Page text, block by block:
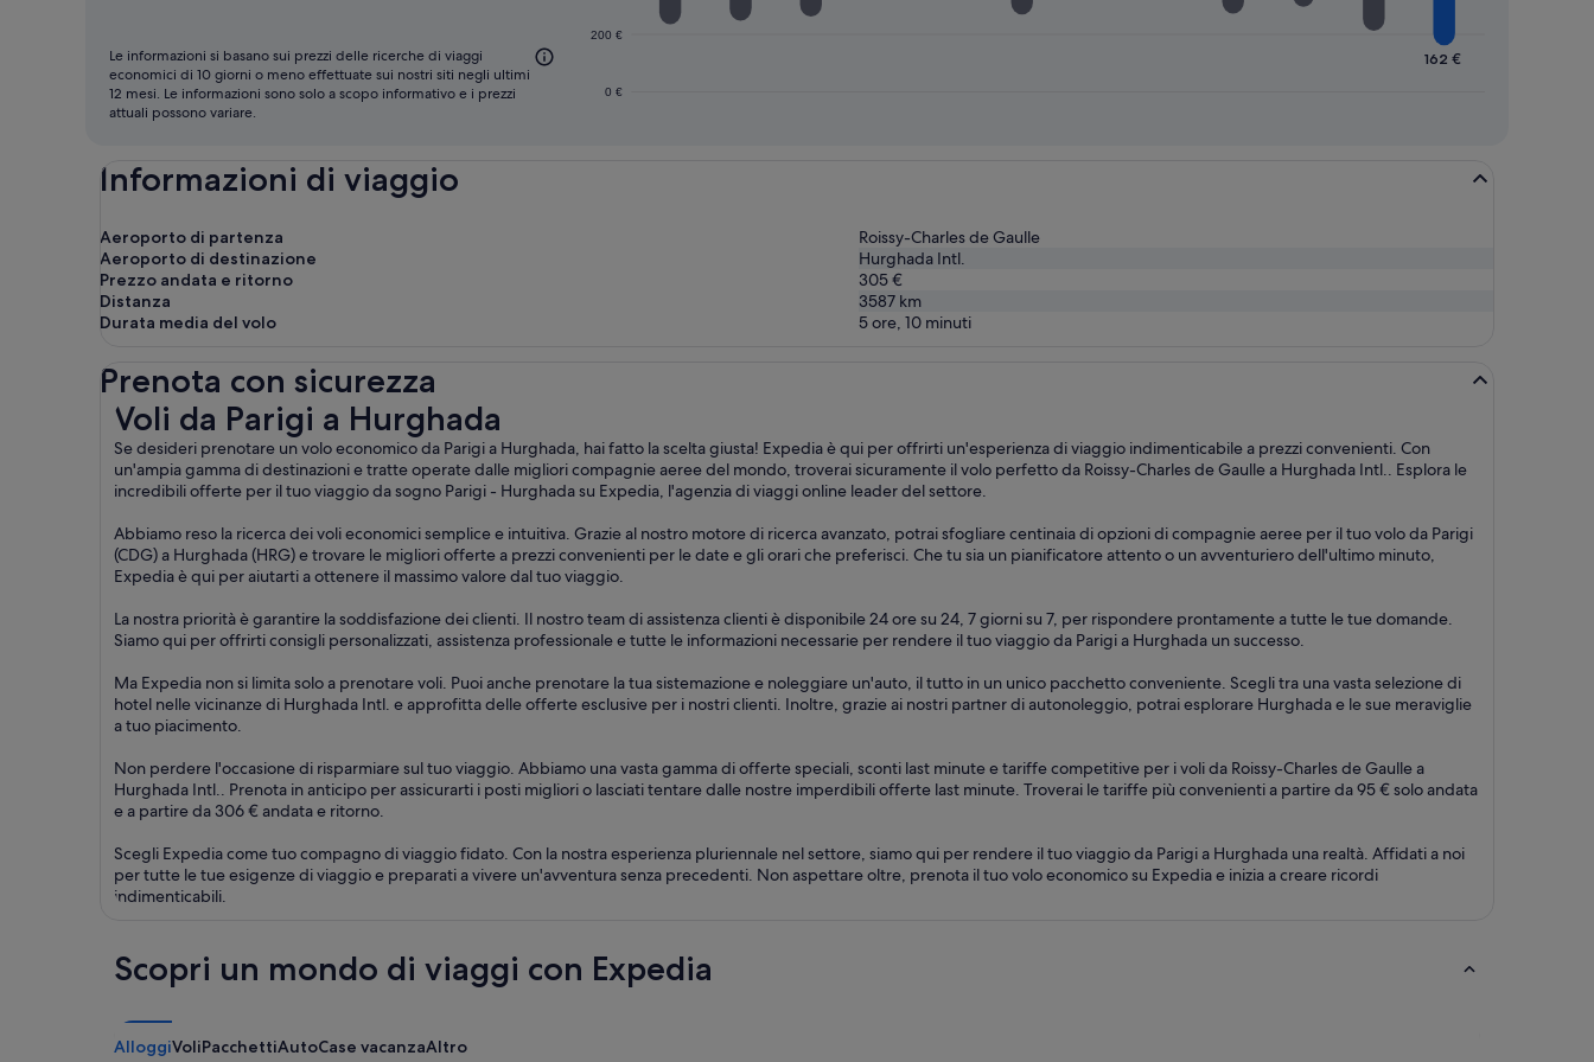
0 €
200 €
162 €
Le informazioni si basano sui prezzi delle ricerche di viaggi
economici di 10 giorni o meno effettuate sui nostri siti negli ultimi
12 mesi. Le informazioni sono solo a scopo informativo e i prezzi
attuali possono variare.
Informazioni di viaggio
Aeroporto di partenza
Roissy-Charles de Gaulle
Aeroporto di destinazione
Hurghada Intl.
Prezzo andata e ritorno
305 €
Distanza
3587 km
Durata media del volo
5 ore, 10 minuti
Prenota con sicurezza
Voli da Parigi a Hurghada
Se desideri prenotare un volo economico da Parigi a Hurghada, hai fatto la scelta giusta! Expedia è qui per offrirti un'esperienza di viaggio indimenticabile a prezzi convenienti. Con
un'ampia gamma di destinazioni e tratte operate dalle migliori compagnie aeree del mondo, troverai sicuramente il volo perfetto da Roissy-Charles de Gaulle a Hurghada Intl.. Esplora le
incredibili offerte per il tuo viaggio da sogno Parigi - Hurghada su Expedia, l'agenzia di viaggi online leader del settore.
Abbiamo reso la ricerca dei voli economici semplice e intuitiva. Grazie al nostro motore di ricerca avanzato, potrai sfogliare centinaia di opzioni di compagnie aeree per il tuo volo da Parigi
(CDG) a Hurghada (HRG) e trovare le migliori offerte a prezzi convenienti per le date e gli orari che preferisci. Che tu sia un pianificatore attento o un avventuriero dell'ultimo minuto,
Expedia è qui per aiutarti a ottenere il massimo valore dal tuo viaggio.
La nostra priorità è garantire la soddisfazione dei clienti. Il nostro team di assistenza clienti è disponibile 24 ore su 24, 7 giorni su 7, per rispondere prontamente a tutte le tue domande.
Siamo qui per offrirti consigli personalizzati, assistenza professionale e tutte le informazioni necessarie per rendere il tuo viaggio da Parigi a Hurghada un successo.
Ma Expedia non si limita solo a prenotare voli. Puoi anche prenotare la tua sistemazione e noleggiare un'auto, il tutto in un unico pacchetto conveniente. Scegli tra una vasta selezione di
hotel nelle vicinanze di Hurghada Intl. e approfitta delle offerte esclusive per i nostri clienti. Inoltre, grazie ai nostri partner di autonoleggio, potrai esplorare Hurghada e le sue meraviglie
a tuo piacimento.
Non perdere l'occasione di risparmiare sul tuo viaggio. Abbiamo una vasta gamma di offerte speciali, sconti last minute e tariffe competitive per i voli da Roissy-Charles de Gaulle a
Hurghada Intl.. Prenota in anticipo per assicurarti i posti migliori o lasciati tentare dalle nostre imperdibili offerte last minute. Troverai le tariffe più convenienti a partire da 95 € solo andata
e a partire da 306 € andata e ritorno.
Scegli Expedia come tuo compagno di viaggio fidato. Con la nostra esperienza pluriennale nel settore, siamo qui per rendere il tuo viaggio da Parigi a Hurghada una realtà. Affidati a noi
per tutte le tue esigenze di viaggio e preparati a vivere un'avventura senza precedenti. Non aspettare oltre, prenota il tuo volo economico su Expedia e inizia a creare ricordi
indimenticabili.
Voli da Parigi a Hurghada
Scopri un mondo di viaggi con Expedia
AlloggiVoliPacchettiAutoCase vacanzaAltro